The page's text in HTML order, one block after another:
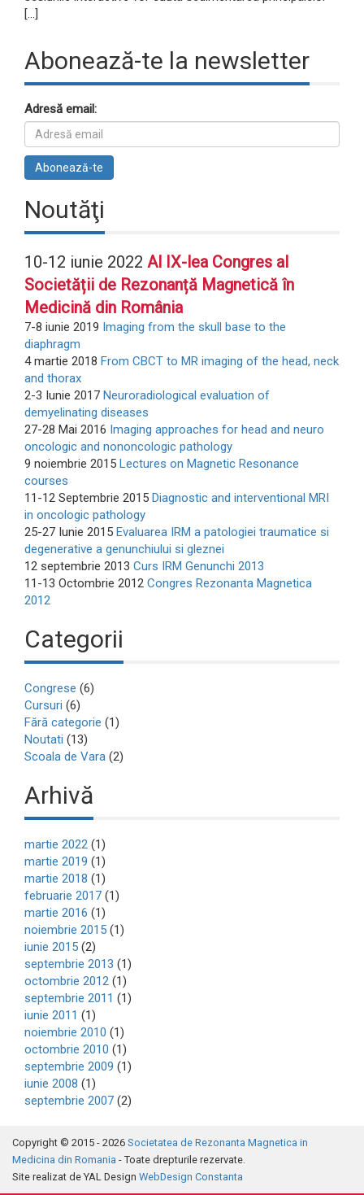
[…]
Abonează-te la newsletter
Adresă email:
Noutăţi
10-12 iunie 2022 Al IX-lea Congres al
Societății de Rezonanță Magnetică în
Medicină din România
7-8 iunie 2019 Imaging from the skull base to the
diaphragm
4 martie 2018 From CBCT to MR imaging of the head, neck
and thorax
2-3 Iunie 2017 Neuroradiological evaluation of
demyelinating diseases
27-28 Mai 2016 Imaging approaches for head and neuro
oncologic and nononcologic pathology
9 noiembrie 2015 Lectures on Magnetic Resonance
courses
11-12 Septembrie 2015 Diagnostic and interventional MRI
in oncologic pathology
25-27 Iunie 2015 Evaluarea IRM a patologiei traumatice si
degenerative a genunchiului si gleznei
12 septembrie 2013 Curs IRM Genunchi 2013
11-13 Octombrie 2012 Congres Rezonanta Magnetica
2012
Categorii
Congrese (6)
Cursuri (6)
Fără categorie (1)
Noutati (13)
Scoala de Vara (2)
Arhivă
martie 2022 (1)
martie 2019 (1)
martie 2018 (1)
februarie 2017 (1)
martie 2016 (1)
noiembrie 2015 (1)
iunie 2015 (2)
septembrie 2013 (1)
octombrie 2012 (1)
septembrie 2011 (1)
iunie 2011 (1)
noiembrie 2010 (1)
octombrie 2010 (1)
septembrie 2009 (1)
iunie 2008 (1)
septembrie 2007 (2)
Copyright © 2015 - 2026 Societatea de Rezonanta Magnetica in
Medicina din Romania - Toate drepturile rezervate.
Site realizat de YAL Design WebDesign Constanta